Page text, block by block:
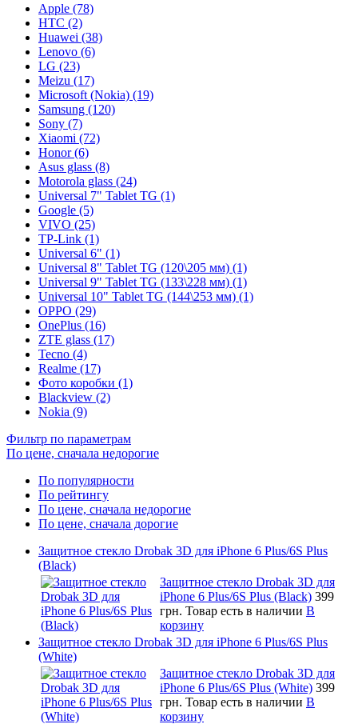
Apple (78)
HTC (2)
Huawei (38)
Lenovo (6)
LG (23)
Meizu (17)
Microsoft (Nokia) (19)
Samsung (120)
Sony (7)
Xiaomi (72)
Honor (6)
Asus glass (8)
Motorola glass (24)
Universal 7" Tablet TG (1)
Google (5)
VIVO (25)
TP-Link (1)
Universal 6" (1)
Universal 8" Tablet TG (120\205 мм) (1)
Universal 9" Tablet TG (133\228 мм) (1)
Universal 10" Tablet TG (144\253 мм) (1)
OPPO (29)
OnePlus (16)
ZTE glass (17)
Tecno (4)
Realme (17)
Фото коробки (1)
Blackview (2)
Nokia (9)
Фильтр по параметрам
По цене, сначала недорогие
По популярности
По рейтингу
По цене, сначала недорогие
По цене, сначала дорогие
Защитное стекло Drobak 3D для iPhone 6 Plus/6S Plus
(Black)
Защитное стекло Drobak 3D для
iPhone 6 Plus/6S Plus (Black) 399
грн. Товар есть в наличии В
корзину
Защитное стекло Drobak 3D для iPhone 6 Plus/6S Plus
(White)
Защитное стекло Drobak 3D для
iPhone 6 Plus/6S Plus (White) 399
грн. Товар есть в наличии В
корзину